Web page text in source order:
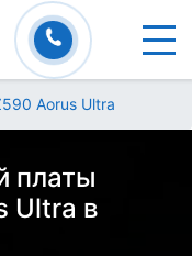
Aorus Ultra
платы
Ultra в